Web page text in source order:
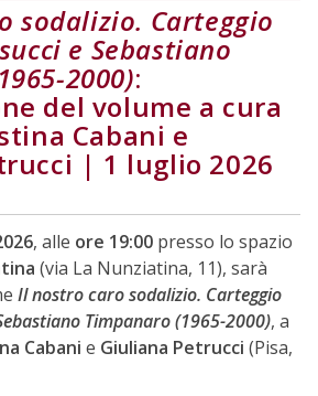
sodalizio. Carteggio
e Sebastiano
2000):
del volume a cura
Cabani e
| 1 luglio 2026
, alle ore 19:00 presso lo spazio
(via La Nunziatina, 11), sarà
Il nostro caro sodalizio. Carteggio
Timpanaro (1965-2000), a
Cabani e Giuliana Petrucci (Pisa,